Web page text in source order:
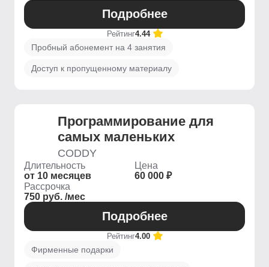
Подробнее
Рейтинг4.44
Пробный абонемент на 4 занятия
Доступ к пропущенному материалу
Программирование для
самых маленьких
CODDY
Длительность
от 10 месяцев
Цена
60 000 ₽
Рассрочка
750 руб. /мес
Подробнее
Рейтинг4.00
Фирменные подарки